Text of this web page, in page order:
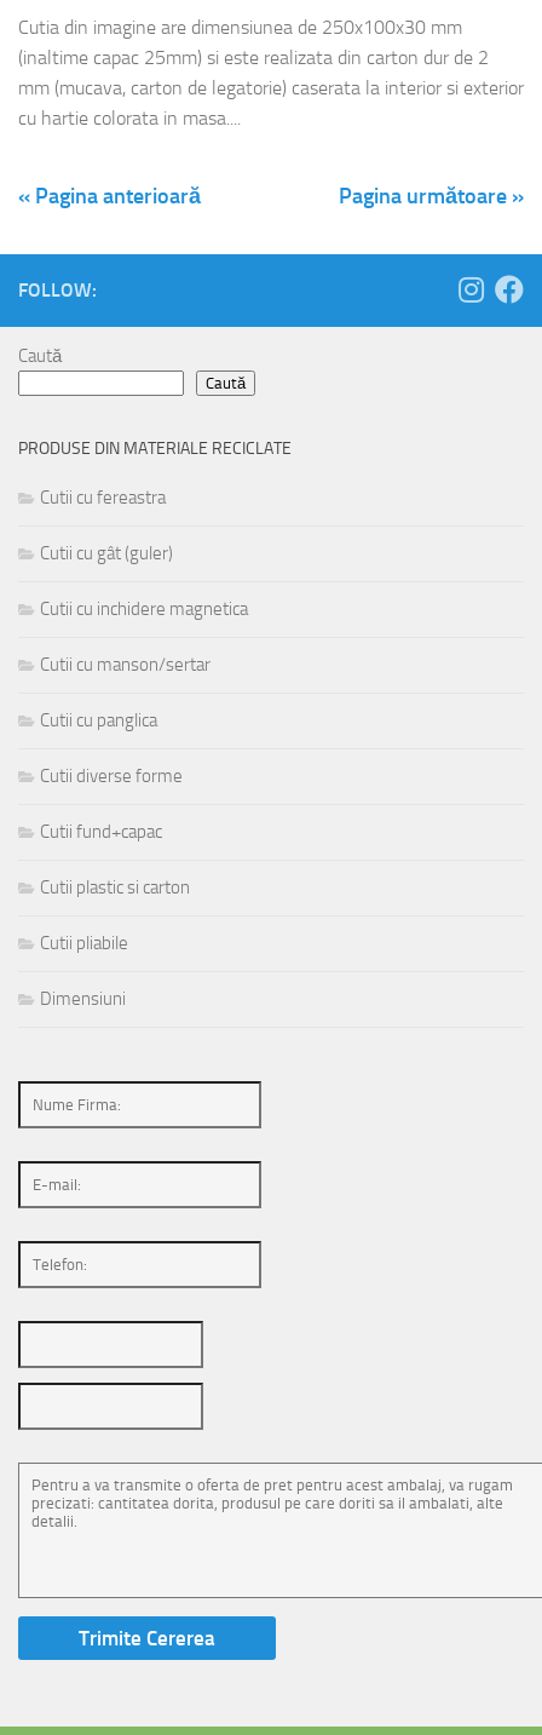
Cutia din imagine are dimensiunea de 250x100x30 mm
(inaltime capac 25mm) si este realizata din carton dur de 2
mm (mucava, carton de legatorie) caserata la interior si exterior
cu hartie colorata in masa....
« Pagina anterioară Pagina următoare »
FOLLOW:
Caută
Caută
PRODUSE DIN MATERIALE RECICLATE
Cutii cu fereastra
Cutii cu gât (guler)
Cutii cu inchidere magnetica
Cutii cu manson/sertar
Cutii cu panglica
Cutii diverse forme
Cutii fund+capac
Cutii plastic si carton
Cutii pliabile
Dimensiuni